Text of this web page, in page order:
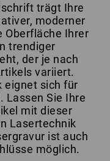
trägt Ihre
moderner
Oberfläche Ihrer
trendiger
der je nach
variiert.
eignet sich für
Lassen Sie Ihre
mit dieser
Lasertechnik
ist auch
möglich.